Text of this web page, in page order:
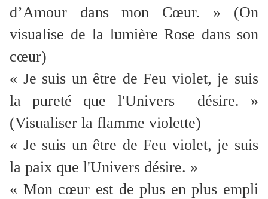
d’Amour dans mon Cœur. » (On
visualise de la lumière Rose dans son
cœur)
« Je suis un être de Feu violet, je suis
la pureté que l'Univers désire. »
(Visualiser la flamme violette)
« Je suis un être de Feu violet, je suis
la paix que l'Univers désire. »
« Mon cœur est de plus en plus empli